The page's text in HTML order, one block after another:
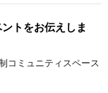
ントをお伝えしま
コミュニティスペース